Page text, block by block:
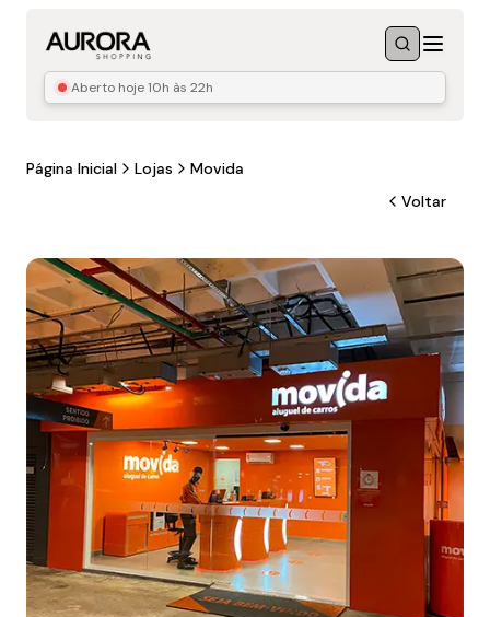
BuscarMenu
Aberto hoje10h às 22h
Página Inicial Lojas
Movida
Voltar